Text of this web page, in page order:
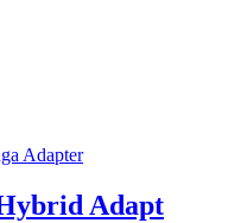
Adapt